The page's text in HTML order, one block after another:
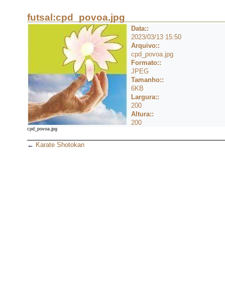
futsal:cpd_povoa.jpg
cpd_povoa.jpg
Data::
2023/03/13 15:50
Arquivo::
cpd_povoa.jpg
Formato::
JPEG
Tamanho::
6KB
Largura::
200
Altura::
200
← Karate Shotokan